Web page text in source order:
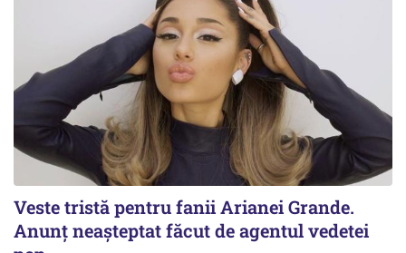
Veste tristă pentru fanii Arianei Grande.
Anunț neașteptat făcut de agentul vedetei